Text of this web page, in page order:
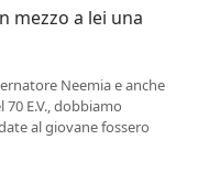
mezzo a lei una
Neemia e anche
E.V., dobbiamo
al giovane fossero